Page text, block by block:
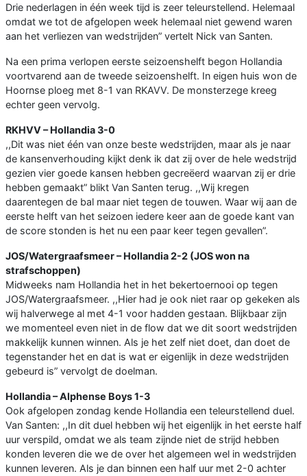
Drie nederlagen in één week tijd is zeer teleurstellend. Helemaal
omdat we tot de afgelopen week helemaal niet gewend waren
aan het verliezen van wedstrijden” vertelt Nick van Santen.
Na een prima verlopen eerste seizoenshelft begon Hollandia
voortvarend aan de tweede seizoenshelft. In eigen huis won de
Hoornse ploeg met 8-1 van RKAVV. De monsterzege kreeg
echter geen vervolg.
RKHVV – Hollandia 3-0
,,Dit was niet één van onze beste wedstrijden, maar als je naar
de kansenverhouding kijkt denk ik dat zij over de hele wedstrijd
gezien vier goede kansen hebben gecreëerd waarvan zij er drie
hebben gemaakt” blikt Van Santen terug. ,,Wij kregen
daarentegen de bal maar niet tegen de touwen. Waar wij aan de
eerste helft van het seizoen iedere keer aan de goede kant van
de score stonden is het nu een paar keer tegen gevallen”.
JOS/Watergraafsmeer – Hollandia 2-2 (JOS won na
strafschoppen)
Midweeks nam Hollandia het in het bekertoernooi op tegen
JOS/Watergraafsmeer. ,,Hier had je ook niet raar op gekeken als
wij halverwege al met 4-1 voor hadden gestaan. Blijkbaar zijn
we momenteel even niet in de flow dat we dit soort wedstrijden
makkelijk kunnen winnen. Als je het zelf niet doet, dan doet de
tegenstander het en dat is wat er eigenlijk in deze wedstrijden
gebeurd is” vervolgt de doelman.
Hollandia – Alphense Boys 1-3
Ook afgelopen zondag kende Hollandia een teleurstellend duel.
Van Santen: ,,In dit duel hebben wij het eigenlijk in het eerste half
uur verspild, omdat we als team zijnde niet de strijd hebben
konden leveren die we de over het algemeen wel in wedstrijden
kunnen leveren. Als je dan binnen een half uur met 2-0 achter